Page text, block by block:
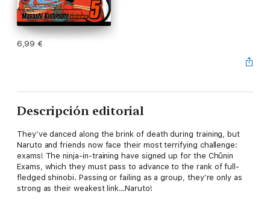
6,99 €
Descripción editorial
They’ve danced along the brink of death during training, but
Naruto and friends now face their most terrifying challenge:
exams! The ninja-in-training have signed up for the Chûnin
Exams, which they must pass to advance to the rank of full-
fledged shinobi. Passing or failing as a group, they’re only as
strong as their weakest link…Naruto!